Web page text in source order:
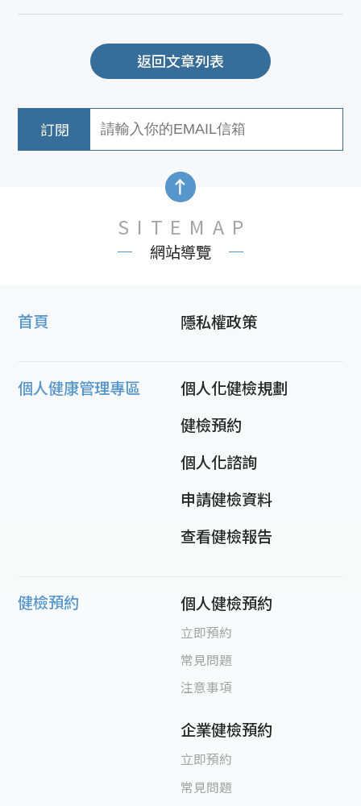
返回文章列表
SITEMAP
網站導覽
首頁 隱私權政策
個人健康管理專區
個人化健檢規劃
健檢預約
個人化諮詢
申請健檢資料
查看健檢報告
健檢預約 個人健檢預約
立即預約
常見問題
注意事項
企業健檢預約
立即預約
常見問題